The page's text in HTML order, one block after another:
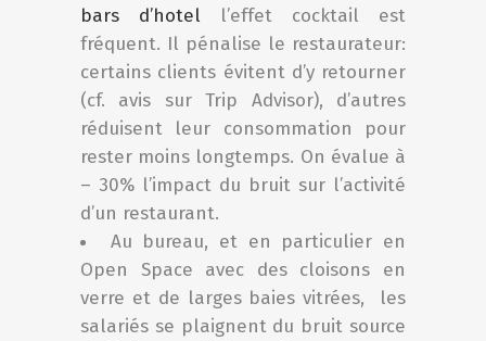
bars d’hotel l’effet cocktail est
fréquent. Il pénalise le restaurateur:
certains clients évitent d’y retourner
(cf. avis sur Trip Advisor), d’autres
réduisent leur consommation pour
rester moins longtemps. On évalue à
– 30% l’impact du bruit sur l’activité
d’un restaurant.
Au bureau, et en particulier en
Open Space avec des cloisons en
verre et de larges baies vitrées,
les
salariés se plaignent du bruit source